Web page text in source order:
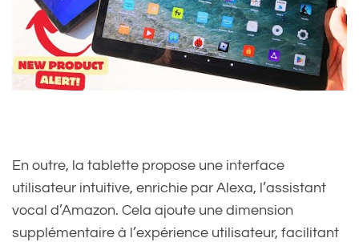
En outre, la tablette propose une interface
utilisateur intuitive, enrichie par Alexa, l’assistant
vocal d’Amazon. Cela ajoute une dimension
supplémentaire à l’expérience utilisateur, facilitant